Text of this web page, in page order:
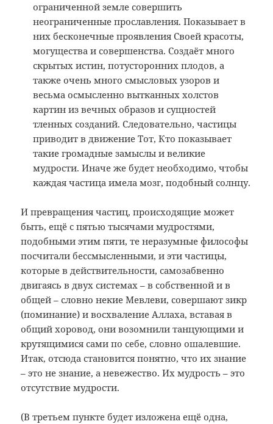
ограниченной земле совершить
неограниченные прославления. Показывает в
них бесконечные проявления Своей красоты,
могущества и совершенства. Создаёт много
скрытых истин, потусторонних плодов, а
также очень много смысловых узоров и
весьма осмысленно вытканных холстов
картин из вечных образов и сущностей
тленных созданий. Следовательно, частицы
приводит в движение Тот, Кто показывает
такие громадные замыслы и великие
мудрости. Иначе же будет необходимо, чтобы
каждая частица имела мозг, подобный солнцу.
И превращения частиц, происходящие может
быть, ещё с пятью тысячами мудростями,
подобными этим пяти, те неразумные философы
посчитали бессмысленными, и эти частицы,
которые в действительности, самозабвенно
двигаясь в двух системах – в собственной и в
общей – словно некие Мевлеви, совершают зикр
(поминание) и восхваление Аллаха, вставая в
общий хоровод, они возомнили танцующими и
крутящимися сами по себе, словно ошалевшие.
Итак, отсюда становится понятно, что их знание
– это не знание, а невежество. Их мудрость – это
отсутствие мудрости.
(В третьем пункте будет изложена ещё одна,